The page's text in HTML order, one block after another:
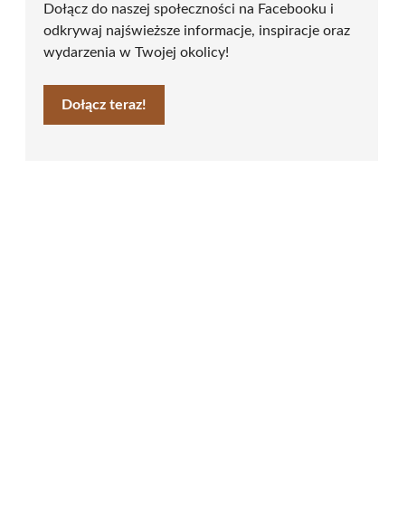
Dołącz do naszej społeczności na Facebooku i
odkrywaj najświeższe informacje, inspiracje oraz
wydarzenia w Twojej okolicy!
Dołącz teraz!